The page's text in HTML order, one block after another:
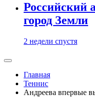
Российский
город Земли
2 недели спустя
Главная
Теннис
Андреева впервые